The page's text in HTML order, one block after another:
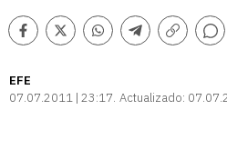
Facebook
TwitterWhatsappTelegram
Copiar
Comentarios
EFE
07.07.2011 | 23:17 Actualizado: